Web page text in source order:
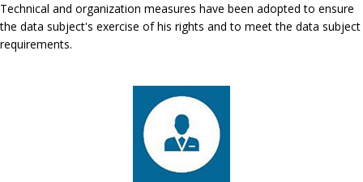
Technical and organization measures have been adopted to ensure
the data subject's exercise of his rights and to meet the data subject
requirements.